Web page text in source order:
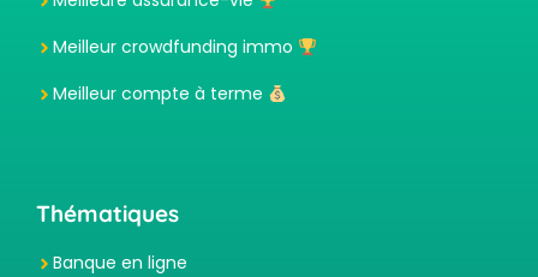
Meilleur crowdfunding immo
Meilleur compte à terme
Thématiques
Banque en ligne